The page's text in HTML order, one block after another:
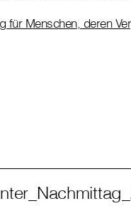
für Menschen, deren